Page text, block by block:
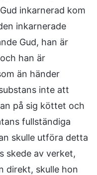
inkarnerad kom
inkarnerade
Gud, han är
han är
än händer
inte att
på sig köttet och
fullständiga
skulle utföra detta
skede av verket,
direkt, skulle hon